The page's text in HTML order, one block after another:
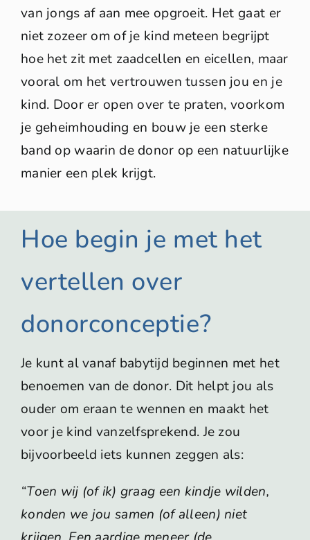
van jongs af aan mee opgroeit. Het gaat er
niet zozeer om of je kind meteen begrijpt
hoe het zit met zaadcellen en eicellen, maar
vooral om het vertrouwen tussen jou en je
kind. Door er open over te praten, voorkom
je geheimhouding en bouw je een sterke
band op waarin de donor op een natuurlijke
manier een plek krijgt.
Hoe begin je met het
vertellen over
donorconceptie?
Je kunt al vanaf babytijd beginnen met het
benoemen van de donor. Dit helpt jou als
ouder om eraan te wennen en maakt het
voor je kind vanzelfsprekend. Je zou
bijvoorbeeld iets kunnen zeggen als:
“Toen wij (of ik) graag een kindje wilden,
konden we jou samen (of alleen) niet